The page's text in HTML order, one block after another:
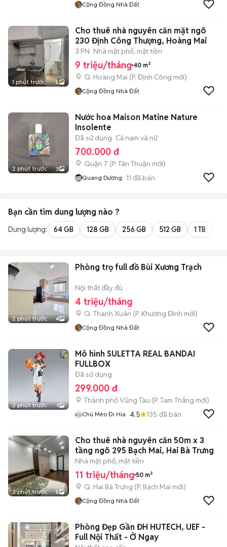
Cộng Đồng Nhà Đất
1 phút trước 5
Cho thuê nhà nguyên căn mặt ngõ
230 Định Công Thượng, Hoàng Mai
3 PN Nhà mặt phố, mặt tiền
9 triệu/tháng 40 m²
Q. Hoàng Mai (P. Định Công mới)
Cộng Đồng Nhà Đất
2 phút trước 3
Nước hoa Maison Matine Nature
Insolente
Đã sử dụng Cả nam và nữ
700.000 đ
Quận 7 (P. Tân Thuận mới)
Quang Dương 11 đã bán
Bạn cần tìm dung lượng nào ?
Dung lượng: 64 GB 128 GB 256 GB 512 GB 1 TB
2 phút trước 4
Phòng trọ full đồ Bùi Xương Trạch
Nội thất đầy đủ
4 triệu/tháng
Q. Thanh Xuân (P. Khương Đình mới)
Cộng Đồng Nhà Đất
2 phút trước 1
Mô hình SULETTA REAL BANDAI
FULLBOX
Đã sử dụng
299.000 đ
Thành phố Vũng Tàu (P. Tam Thắng mới)
Chú Mèo Đi Hia 4.5 135 đã bán
2 phút trước 5
Cho thuê nhà nguyên căn 50m x 3
tầng ngõ 295 Bạch Mai, Hai Bà Trưng
Nhà mặt phố, mặt tiền
11 triệu/tháng 50 m²
Q. Hai Bà Trưng (P. Bạch Mai mới)
Cộng Đồng Nhà Đất
Phòng Đẹp Gần ĐH HUTECH, UEF -
Full Nội Thất - Ở Ngay